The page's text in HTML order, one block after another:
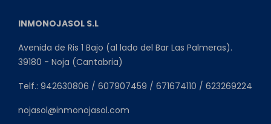
INMONOJASOL S.L
Avenida de Ris 1 Bajo (al lado del Bar Las Palmeras).
39180 - Noja (Cantabria)
Telf.: 942630806 / 607907459 / 671674110 / 623269224
nojasol@inmonojasol.com